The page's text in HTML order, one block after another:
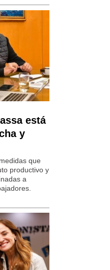
está
y
que
productivo y
a